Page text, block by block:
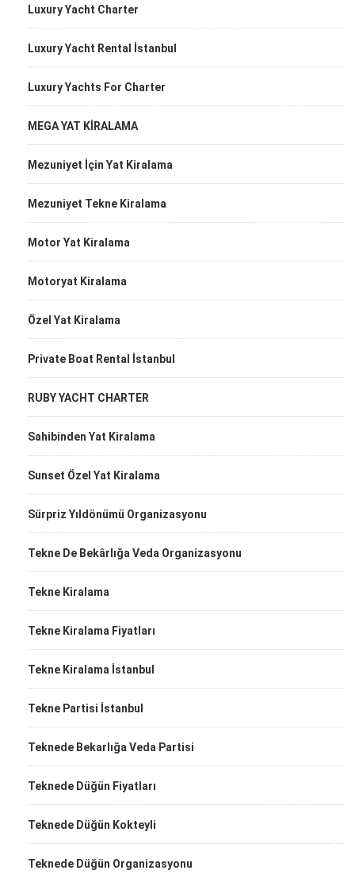
Luxury Yacht Charter
Luxury Yacht Rental İstanbul
Luxury Yachts For Charter
MEGA YAT KİRALAMA
Mezuniyet İçin Yat Kiralama
Mezuniyet Tekne Kiralama
Motor Yat Kiralama
Motoryat Kiralama
Özel Yat Kiralama
Private Boat Rental İstanbul
RUBY YACHT CHARTER
Sahibinden Yat Kiralama
Sunset Özel Yat Kiralama
Sürpriz Yıldönümü Organizasyonu
Tekne De Bekârlığa Veda Organizasyonu
Tekne Kiralama
Tekne Kiralama Fiyatları
Tekne Kiralama İstanbul
Tekne Partisi İstanbul
Teknede Bekarlığa Veda Partisi
Teknede Düğün Fiyatları
Teknede Düğün Kokteyli
Teknede Düğün Organizasyonu